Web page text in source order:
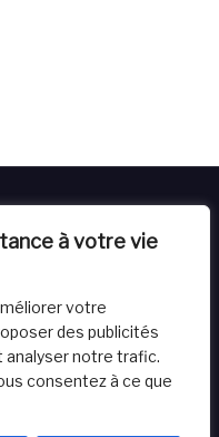
à votre vie
votre
des publicités
notre trafic.
consentez à ce que
générales de vente
crafted by Virtuals